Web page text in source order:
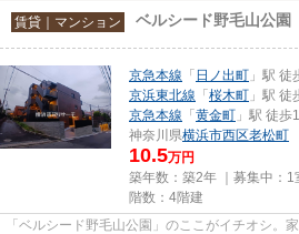
賃貸｜マンション ベルシード野毛山公園
京急本線 「 日ノ出町 」駅 徒
京浜東北線 「 桜木町 」駅 徒
京急本線 「 黄金町 」駅 徒歩
神奈川県横浜市西区老松町
10.5万円
築年数：築2年 ｜募集中： 1
階数：4階建
「ベルシード野毛山公園」のここがイチオシ。